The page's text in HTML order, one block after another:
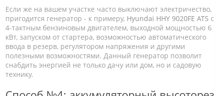
Если же на вашем участке часто выключают электричество,
пригодится генератор - к примеру, Hyundai HHY 9020FE ATS с
4-тактным бензиновым двигателем, выходной мощностью 6
кВт, запуском от стартера, возможностью автоматического
ввода в резерв, регулятором напряжения и другими
полезными возможностями. Данный генератор позволит
снабдить энергией не только дачу или дом, но и садовую
технику.